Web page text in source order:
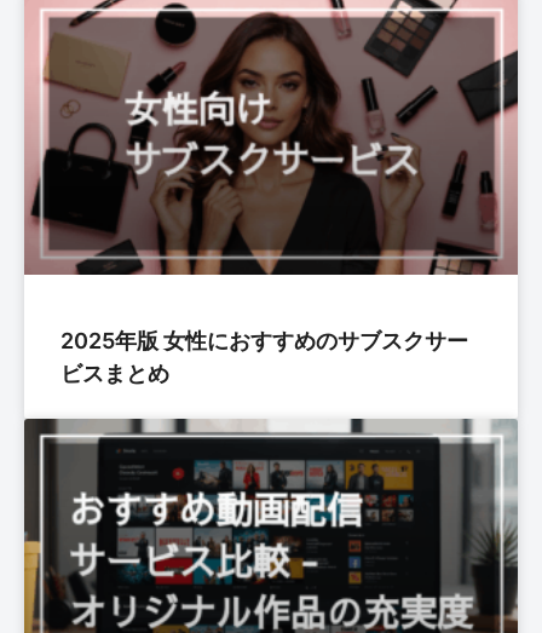
2025年版 女性におすすめのサブスクサー
ビスまとめ